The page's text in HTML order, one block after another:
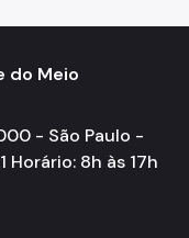
do Meio
- São Paulo -
Horário: 8h às 17h